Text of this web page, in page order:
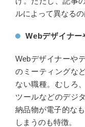
ルによって異なる
Webデザイナー
Webデザイナーや
のミーティングな
ない職種。むしろ
ツールなどのデジ
納品物が電子的な
しまうのも特徴。